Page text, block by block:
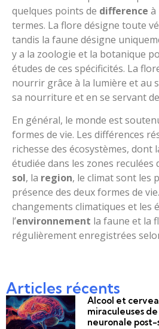
quelques points de difference à
termes. La flore désigne toute
tandis la faune désigne
y a la zoologie et la botanique
études de ces spécificités. La
nourrir grâce à la lumière et au
sa nourriture et en se servant
En général, le monde est
formes de vie. Les différences
richesse des écosystèmes, dont
étudiée dans les zones reculées
sol, la region, le climat sont les
présence des deux formes de
changements climatiques et les
l’environnement la faune et la
régulièrement enregistrées
Articles récents
Alcool et
miraculeuses
neuronale